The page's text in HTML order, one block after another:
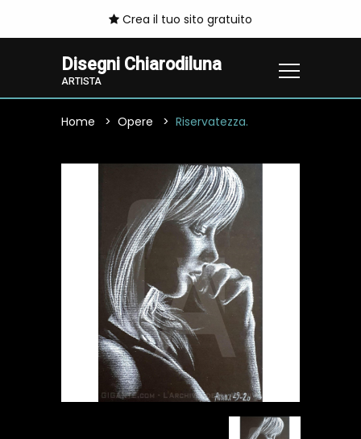
Crea il tuo sito gratuito
Disegni Chiarodiluna
ARTISTA
Home Opere Riservatezza.